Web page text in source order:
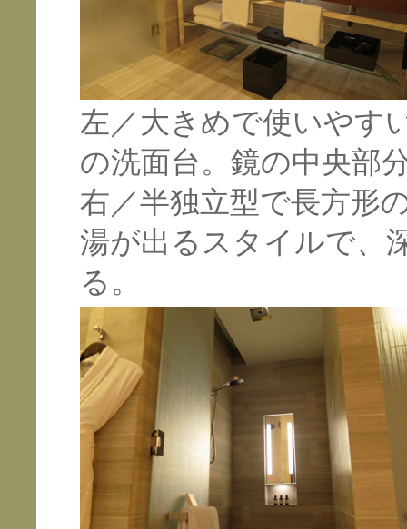
左／大きめで使いやす
の洗面台。鏡の中央部
右／半独立型で長方形
湯が出るスタイルで、
る。